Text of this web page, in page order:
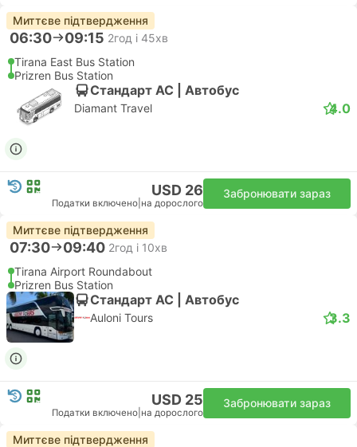
Миттєве підтвердження
06:30 09:15 2год і 45хв
Tirana East Bus Station
Prizren Bus Station
Стандарт АС | Автобус
Diamant Travel 4.0
USD 26
Податки включено на дорослого
Забронювати зараз
Миттєве підтвердження
07:30 09:40 2год і 10хв
Tirana Airport Roundabout
Prizren Bus Station
Стандарт АС | Автобус
Auloni Tours 3.3
USD 25
Податки включено на дорослого
Забронювати зараз
Миттєве підтвердження